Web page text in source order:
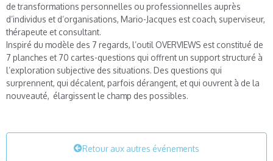
de transformations personnelles ou professionnelles auprès
d’individus et d’organisations, Mario-Jacques est coach, superviseur,
thérapeute et consultant.
Inspiré du modèle des 7 regards, l’outil OVERVIEWS est constitué de
7 planches et 70 cartes-questions qui offrent un support structuré à
l’exploration subjective des situations. Des questions qui
surprennent, qui décalent, parfois dérangent, et qui ouvrent à de la
nouveauté, élargissent le champ des possibles.
Retour aux autres événements